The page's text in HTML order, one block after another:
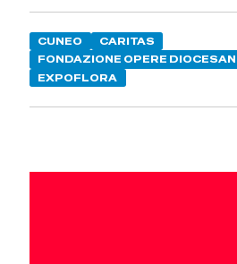
CUNEO
CARITAS
FONDAZIONE OPERE
EXPOFLORA